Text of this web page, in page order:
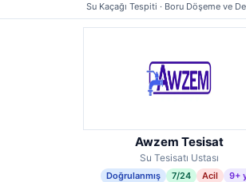
Su Kaçağı Tespiti · Boru Döşeme ve
Awzem Tesisat
Su Tesisatı Ustası
Doğrulanmış 7/24 Acil
9+